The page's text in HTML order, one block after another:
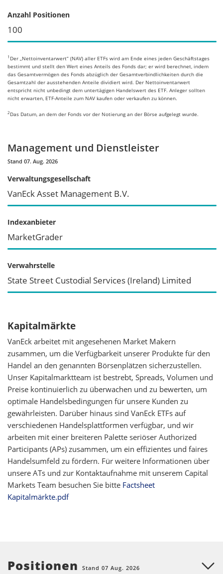
Anzahl Positionen
100
1 Der „Nettoinventarwert“ (NAV) aller ETFs wird am Ende eines jeden Geschäftstages
bestimmt und stellt den Wert eines Anteils des Fonds dar; er wird berechnet, indem
das Gesamtvermögen des Fonds abzüglich der Gesamtverbindlichkeiten durch die
Gesamtzahl der ausstehenden Anteile dividiert wird. Der Nettoinventarwert
entspricht nicht unbedingt dem untertägigen Handelswert des ETF. Anleger sollten
nicht erwarten, ETF-Anteile zum NAV kaufen oder verkaufen zu können.
2 Das Datum, an dem der Fonds vor der Notierung an der Börse aufgelegt wurde.
Management und Dienstleister
Stand 07. Aug. 2026
Verwaltungsgesellschaft
VanEck Asset Management B.V.
Indexanbieter
MarketGrader
Verwahrstelle
State Street Custodial Services (Ireland) Limited
Kapitalmärkte
VanEck arbeitet mit angesehenen Market Makern
zusammen, um die Verfügbarkeit unserer Produkte für den
Handel an den genannten Börsenplätzen sicherzustellen.
Unser Kapitalmarktteam ist bestrebt, Spreads, Volumen und
Preise kontinuierlich zu überwachen und zu bewerten, um
optimale Handelsbedingungen für unsere Kunden zu
gewährleisten. Darüber hinaus sind VanEck ETFs auf
verschiedenen Handelsplattformen verfügbar, und wir
arbeiten mit einer breiteren Palette seriöser Authorized
Participants (APs) zusammen, um ein effizientes und faires
Handelsumfeld zu fördern. Für weitere Informationen über
unsere ATs und zur Kontaktaufnahme mit unserem Capital
Markets Team besuchen Sie bitte Factsheet
Kapitalmärkte.pdf
Positionen Stand 07 Aug. 2026